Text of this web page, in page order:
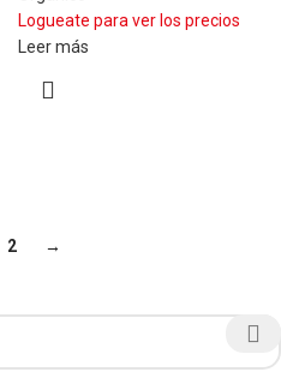
Logueate para ver los precios
Leer más
2 →